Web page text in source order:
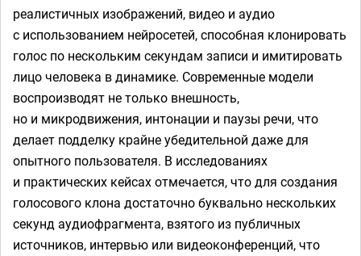
реалистичных изображений, видео и аудио
с использованием нейросетей, способная клонировать
голос по нескольким секундам записи и имитировать
лицо человека в динамике. Современные модели
воспроизводят не только внешность,
но и микродвижения, интонации и паузы речи, что
делает подделку крайне убедительной даже для
опытного пользователя. В исследованиях
и практических кейсах отмечается, что для создания
голосового клона достаточно буквально нескольких
секунд аудиофрагмента, взятого из публичных
источников, интервью или видеоконференций, что